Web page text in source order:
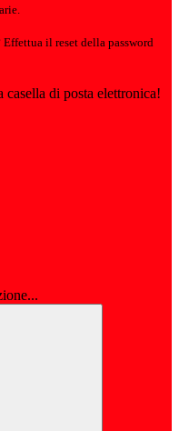
il reset della password
di posta elettronica!